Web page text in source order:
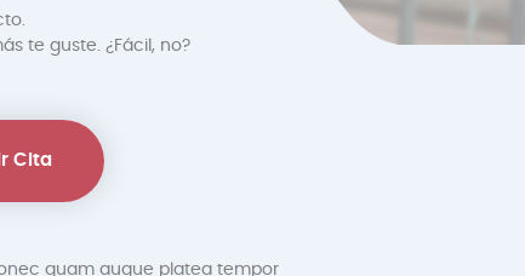
te guste. ¿Fácil, no?
Cita
quam augue platea tempor